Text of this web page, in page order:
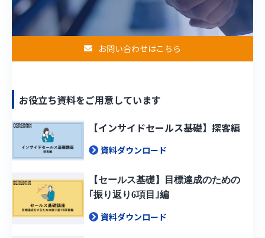
お問い合わせはこちら
お役立ち資料をご用意しています
【インサイドセールス基礎】探客編
資料ダウンロード
【セールス基礎】目標達成のための
｢振り返り6項目｣編
資料ダウンロード